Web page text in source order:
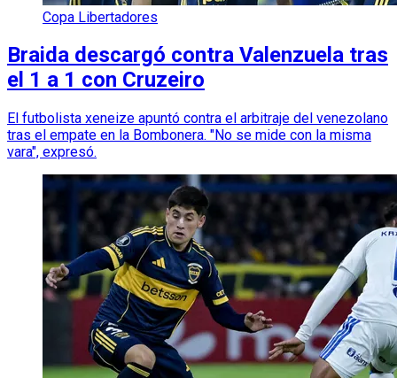
Copa Libertadores
Braida descargó contra Valenzuela tras
el 1 a 1 con Cruzeiro
El futbolista xeneize apuntó contra el arbitraje del venezolano
tras el empate en la Bombonera. "No se mide con la misma
vara", expresó.